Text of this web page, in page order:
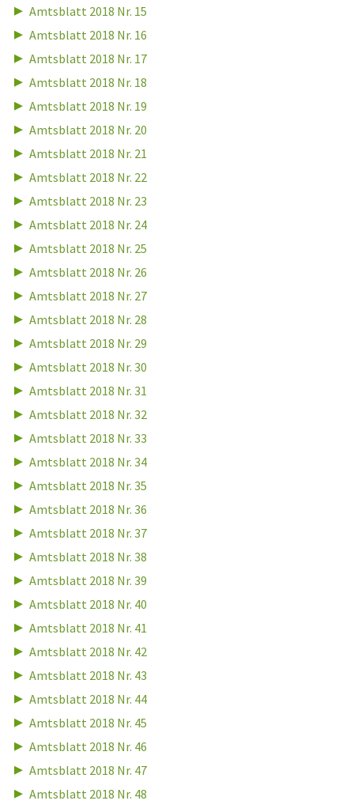
Amtsblatt 2018 Nr. 15
Amtsblatt 2018 Nr. 16
Amtsblatt 2018 Nr. 17
Amtsblatt 2018 Nr. 18
Amtsblatt 2018 Nr. 19
Amtsblatt 2018 Nr. 20
Amtsblatt 2018 Nr. 21
Amtsblatt 2018 Nr. 22
Amtsblatt 2018 Nr. 23
Amtsblatt 2018 Nr. 24
Amtsblatt 2018 Nr. 25
Amtsblatt 2018 Nr. 26
Amtsblatt 2018 Nr. 27
Amtsblatt 2018 Nr. 28
Amtsblatt 2018 Nr. 29
Amtsblatt 2018 Nr. 30
Amtsblatt 2018 Nr. 31
Amtsblatt 2018 Nr. 32
Amtsblatt 2018 Nr. 33
Amtsblatt 2018 Nr. 34
Amtsblatt 2018 Nr. 35
Amtsblatt 2018 Nr. 36
Amtsblatt 2018 Nr. 37
Amtsblatt 2018 Nr. 38
Amtsblatt 2018 Nr. 39
Amtsblatt 2018 Nr. 40
Amtsblatt 2018 Nr. 41
Amtsblatt 2018 Nr. 42
Amtsblatt 2018 Nr. 43
Amtsblatt 2018 Nr. 44
Amtsblatt 2018 Nr. 45
Amtsblatt 2018 Nr. 46
Amtsblatt 2018 Nr. 47
Amtsblatt 2018 Nr. 48